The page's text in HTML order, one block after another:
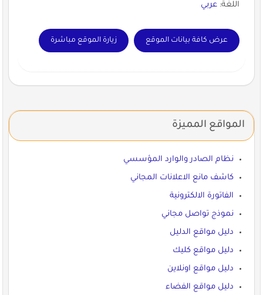
اللغة: عربي
عرض كافة بيانات الموقع زيارة الموقع مباشرة
المواقع المميزة
نظام الصادر والوارد المؤسسي
كاشف مانع الاعلانات المجاني
الفاتورة الالكترونية
نموذج تواصل مجاني
دليل مواقع الدليل
دليل مواقع كليك
دليل مواقع اونلاين
دليل مواقع الفضاء